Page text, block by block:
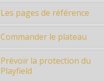
Tout au long de la
conception je me suis
Les pages de référence
Manuel du Medieval
Madness
Dico Flip : pour mieux
comprendre certaines
définitions et outils utilisés
Commander le plateau
Après avoir un peu
étudié et discuté avec
Aganyte ...
Prévoir la protection du
Playfield